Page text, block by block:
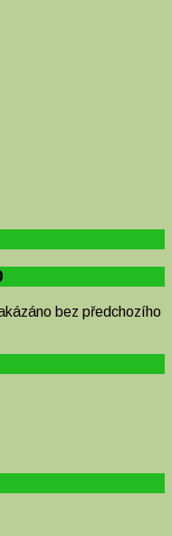
bez předchozího